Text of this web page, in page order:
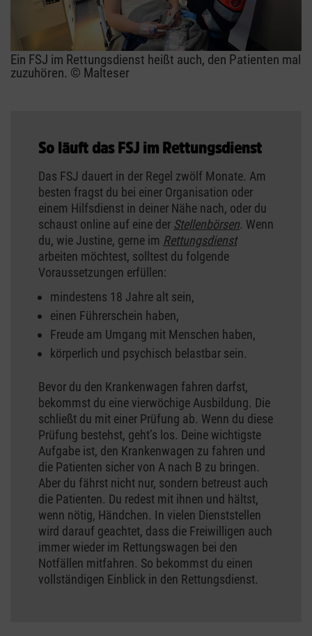
Ein FSJ im Rettungsdienst heißt auch, den Patienten mal
zuzuhören. © Malteser
So läuft das FSJ im Rettungsdienst
Das FSJ dauert in der Regel zwölf Monate. Am
besten fragst du bei einer Organisation oder
einem Hilfsdienst in deiner Nähe nach, oder du
schaust online auf eine der Stellenbörsen. Wenn
du, wie Justine, gerne im Rettungsdienst
arbeiten möchtest, solltest du folgende
Voraussetzungen erfüllen:
mindestens 18 Jahre alt sein,
einen Führerschein haben,
Freude am Umgang mit Menschen haben,
körperlich und psychisch belastbar sein.
Bevor du den Krankenwagen fahren darfst,
bekommst du eine vierwöchige Ausbildung. Die
schließt du mit einer Prüfung ab. Wenn du diese
Prüfung bestehst, geht’s los. Deine wichtigste
Aufgabe ist, den Krankenwagen zu fahren und
die Patienten sicher von A nach B zu bringen.
Aber du fährst nicht nur, sondern betreust auch
die Patienten. Du redest mit ihnen und hältst,
wenn nötig, Händchen. In vielen Dienststellen
wird darauf geachtet, dass die Freiwilligen auch
immer wieder im Rettungswagen bei den
Notfällen mitfahren. So bekommst du einen
vollständigen Einblick in den Rettungsdienst.